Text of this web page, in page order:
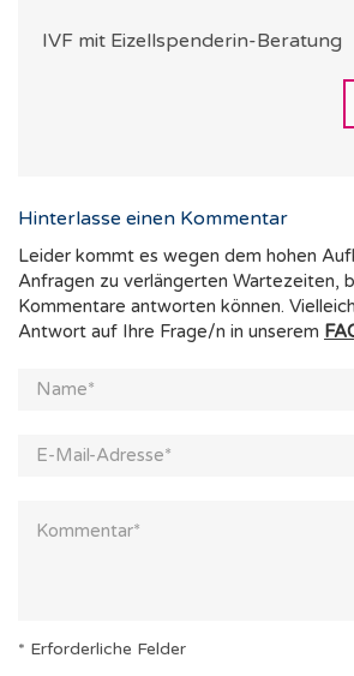
IVF mit Eizellspenderin-Beratung
Hinterlasse einen Kommentar
Leider kommt es wegen dem hohen
Anfragen zu verlängerten Wartezeiten,
Kommentare antworten können.
Antwort auf Ihre Frage/n in unserem
* Erforderliche Felder